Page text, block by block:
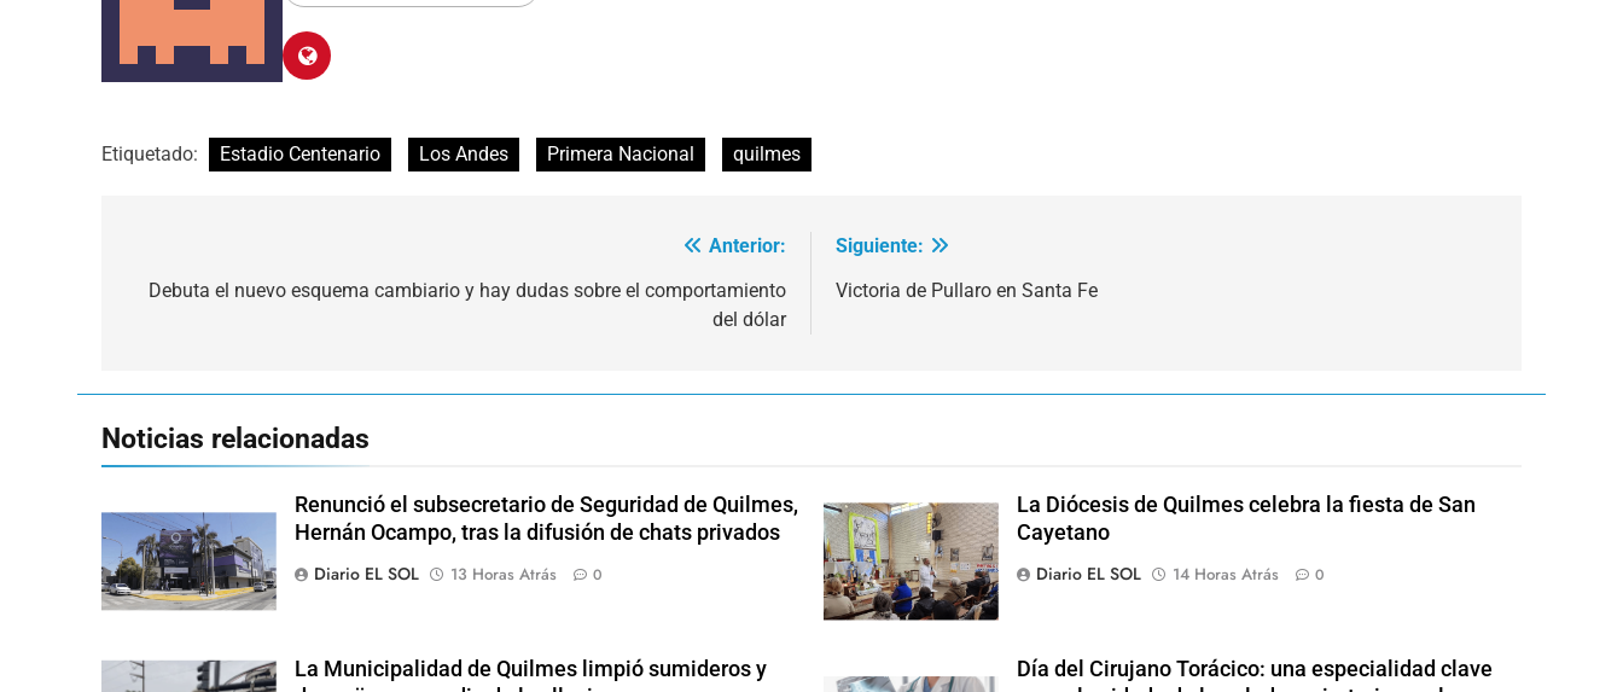
Etiquetado: Estadio Centenario Los Andes Primera Nacional quilmes
de
Anterior:
Debuta el nuevo esquema cambiario y hay dudas sobre el comportamiento
del dólar
Siguiente:
Victoria de Pullaro en Santa Fe
Noticias relacionadas
Renunció el subsecretario de Seguridad de Quilmes,
Hernán Ocampo, tras la difusión de chats privados
Diario EL SOL
13 Horas Atrás 0
La Diócesis de Quilmes celebra la fiesta de San
Cayetano
Diario EL SOL
14 Horas Atrás 0
La Municipalidad de Quilmes limpió sumideros y
Día del Cirujano Torácico: una especialidad clave